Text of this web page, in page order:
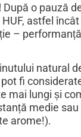
După o pauză
astfel
–
natural
fi
mai lungi și
medie
arome!).